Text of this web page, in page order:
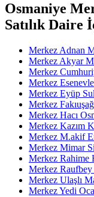
Osmaniye
Satılık
Merkez Adnan
Merkez Akyar
Merkez
Merkez
Merkez Eyüp
Merkez
Merkez Hacı
Merkez Kazım
Merkez M.akif
Merkez Mimar
Merkez Rahime
Merkez Raufbey
Merkez Ulaşlı
Merkez Yedi